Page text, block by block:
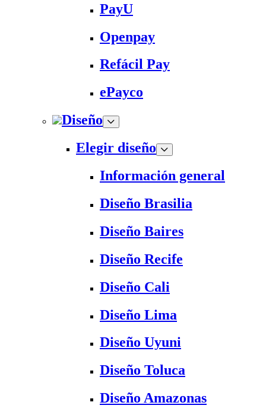
PayU
Openpay
Refácil Pay
ePayco
Diseño
Elegir diseño
Información general
Diseño Brasilia
Diseño Baires
Diseño Recife
Diseño Cali
Diseño Lima
Diseño Uyuni
Diseño Toluca
Diseño Amazonas